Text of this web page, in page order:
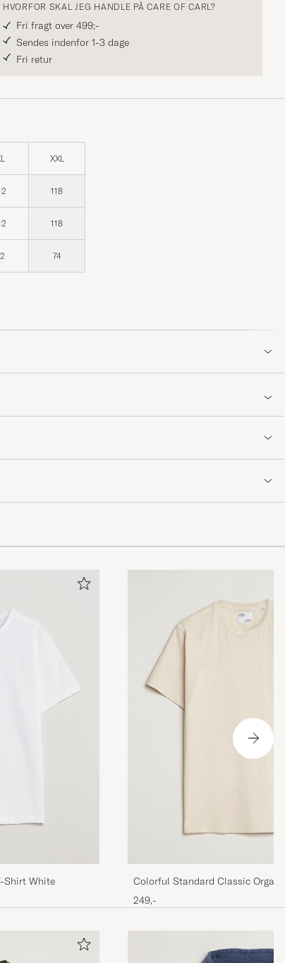
HVORFOR SKAL JEG HANDLE PÅ CARE OF CARL?
Fri fragt over 499;-
Sendes indenfor 1-3 dage
Fri retur
XXL
118
118
74
Shirt White
Colorful Standard Classic
White
249,-